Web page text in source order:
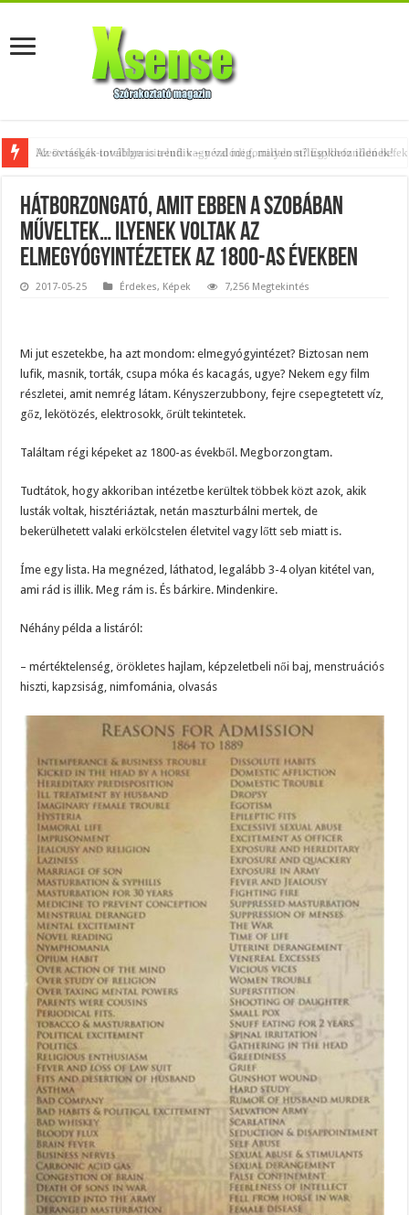
Az övtáskák továbbra is trendik – nézd meg, milyen stílusokhoz illenek!
Hátborzongató, amit ebben a szobában
műveltek… ilyenek voltak az
elmegyógyintézetek az 1800-as években
2017-05-25 Érdekes, Képek 7,256 Megtekintés
Mi jut eszetekbe, ha azt mondom: elmegyógyintézet? Biztosan nem
lufik, masnik, torták, csupa móka és kacagás, ugye? Nekem egy film
részletei, amit nemrég látam. Kényszerzubbony, fejre csepegtetett víz,
gőz, lekötözés, elektrosokk, őrült tekintetek.
Találtam régi képeket az 1800-as évekből. Megborzongtam.
Tudtátok, hogy akkoriban intézetbe kerültek többek közt azok, akik
lusták voltak, hisztériáztak, netán maszturbálni mertek, de
bekerülhetett valaki erkölcstelen életvitel vagy lőtt seb miatt is.
Íme egy lista. Ha megnézed, láthatod, legalább 3-4 olyan kitétel van,
ami rád is illik. Meg rám is. És bárkire. Mindenkire.
Néhány példa a listáról:
– mértéktelenség, örökletes hajlam, képzeletbeli női baj, menstruációs
hiszti, kapzsiság, nimfománia, olvasás